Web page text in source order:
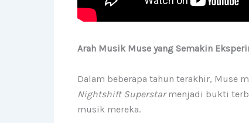
Arah Musik Muse yang Semakin
Dalam beberapa tahun terakhir, Muse
Nightshift Superstarmenjadi bukti
musik mereka.